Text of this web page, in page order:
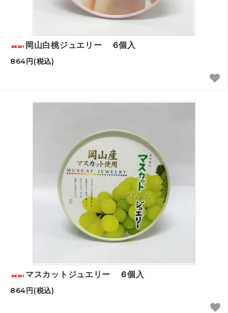
岡山白桃ジュエリー 6個入
864円(税込)
マスカットジュエリー 6個入
864円(税込)